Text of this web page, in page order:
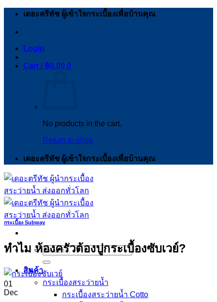
Skip
เดอะตรีทัช ผู้เข้าใจกระเบื้องเพื่อบ้านคุณ
Login
Cart / ฿0.00 0
No products in the cart.
Return to shop
เดอะตรีทัช ผู้เข้าใจกระเบื้องเพื่อบ้านคุณ
Search
for:
สินค้า
กระเบื้องสระว่ายนํ้า
กระเบื้องสระว่ายน้ำ Cotto
กระเบื้อง Subway
ทำไม ห้องครัวต้องปูกระเบื้องซับเวย์?
01
Dec